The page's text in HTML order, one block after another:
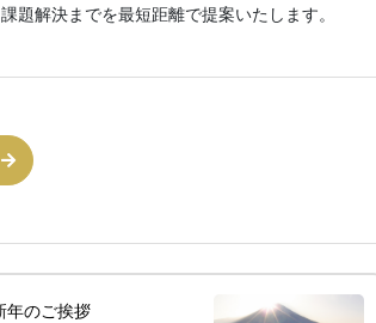
題解決までを最短距離で提案いたします。
年のご挨拶